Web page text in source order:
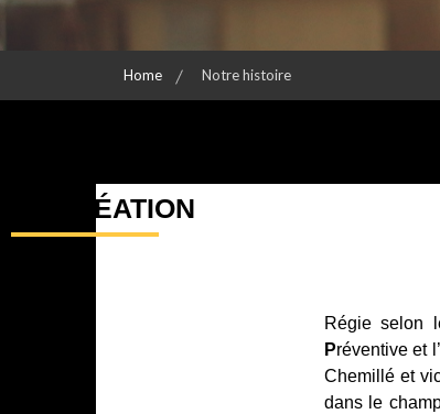
Home Notre histoire
LA CRÉATION
Régie selon
Préventive et l’
Chemillé et
dans le